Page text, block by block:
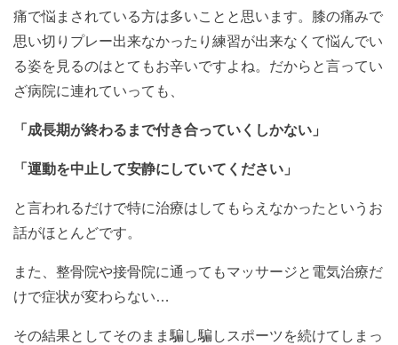
痛で悩まされている方は多いことと思います。膝の痛みで
思い切りプレー出来なかったり練習が出来なくて悩んでい
る姿を見るのはとてもお辛いですよね。だからと言ってい
ざ病院に連れていっても、
「成長期が終わるまで付き合っていくしかない」
「運動を中止して安静にしていてください」
と言われるだけで特に治療はしてもらえなかったというお
話がほとんどです。
また、整骨院や接骨院に通ってもマッサージと電気治療だ
けで症状が変わらない…
その結果としてそのまま騙し騙しスポーツを続けてしまっ